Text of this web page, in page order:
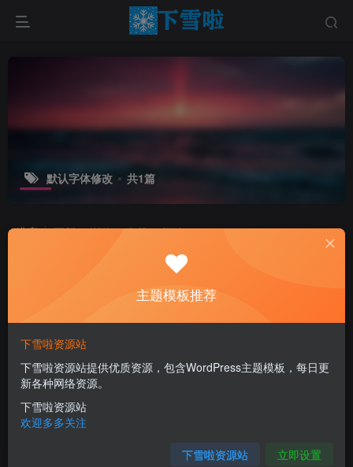
默认字体修改 共1篇
排序 更新 浏览 点赞 评论
如何修改discuz任何模板的编
辑器默认字体类型和默认字体
大小日常随笔
2月24日 17:00
主题模板推荐
下雪啦资源站
下雪啦资源站提供优质资源，包含WordPress主题模板，每日更
新各种网络资源。
下雪啦资源站
欢迎多多关注
下雪啦资源站 立即设置